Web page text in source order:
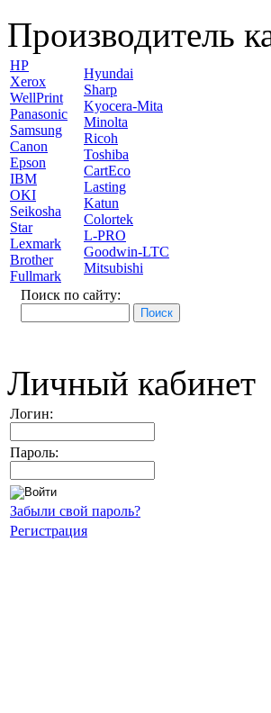
Производитель
HP
Xerox
WellPrint
Panasonic
Samsung
Canon
Epson
IBM
OKI
Seikosha
Star
Lexmark
Brother
Fullmark
Hyundai
Sharp
Kyocera-Mita
Minolta
Ricoh
Toshiba
CartEco
Lasting
Katun
Colortek
L-PRO
Goodwin-LTC
Mitsubishi
Поиск по сайту:
Личный кабинет
Логин:
Пароль:
Забыли свой пароль?
Регистрация